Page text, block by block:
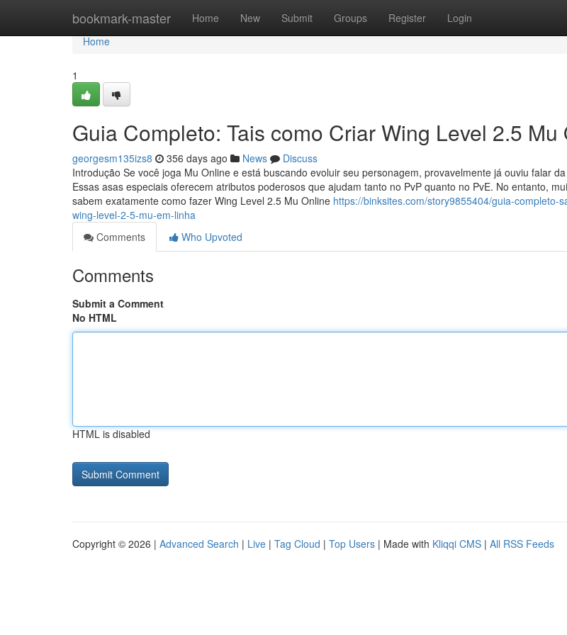
bookmark-master Home New Submit Groups Register Login
Home
Home
1
Guia Completo: Tais como Criar Wing Level 2.5 Mu
georgesm135izs8 356 days ago News
Discuss
Introdução Se você joga Mu Online e está buscando evoluir seu personagem, provavelmente já ouviu falar
Essas asas especiais oferecem atributos poderosos que ajudam tanto no PvP quanto no PvE. No entanto,
sabem exatamente como fazer Wing Level 2.5 Mu Online https://binksites.com/story9855404/guia-completo-
wing-level-2-5-mu-em-linha
Comments
Who Upvoted
Comments
Submit a Comment
No HTML
HTML is disabled
Copyright © 2026 | Advanced Search | Live | Tag Cloud | Top Users | Made with Kliqqi CMS | All RSS Feeds